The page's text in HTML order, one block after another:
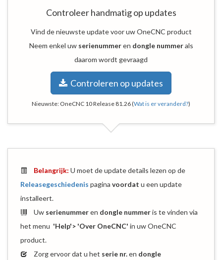
Controleer handmatig op updates
Vind de nieuwste update voor uw OneCNC product
Neem enkel uw serienummeren dongle nummerals
daarom wordt gevraagd
Controleren op updates
Nieuwste: OneCNC 10 Release 81.26(Wat is er veranderd?)
Belangrijk: U moet de update details lezen op de
Releasegeschiedenis pagina voordat u een update
installeert.
Uw serienummeren dongle nummeris te vinden via
het menu 'Help'> 'Over OneCNC' in uw OneCNC
product.
Zorg ervoor dat u het serie nr.en dongle